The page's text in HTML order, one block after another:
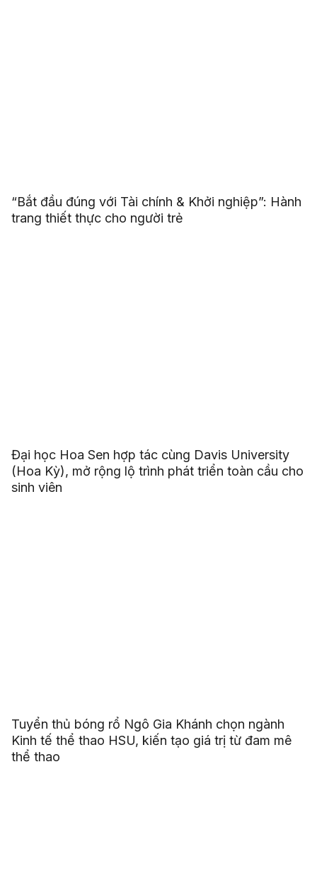
“Bắt đầu đúng với Tài chính & Khởi nghiệp”: Hành
trang thiết thực cho người trẻ
Đại học Hoa Sen hợp tác cùng Davis University
(Hoa Kỳ), mở rộng lộ trình phát triển toàn cầu cho
sinh viên
Tuyển thủ bóng rổ Ngô Gia Khánh chọn ngành
Kinh tế thể thao HSU, kiến tạo giá trị từ đam mê
thể thao